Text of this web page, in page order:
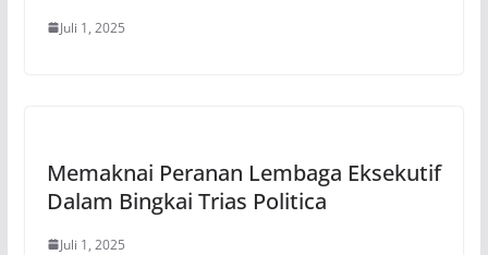
Juli 1, 2025
Memaknai Peranan Lembaga Eksekutif
Dalam Bingkai Trias Politica
Juli 1, 2025